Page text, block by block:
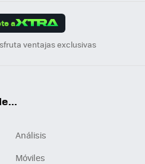
a
ventajas exclusivas
Análisis
Móviles